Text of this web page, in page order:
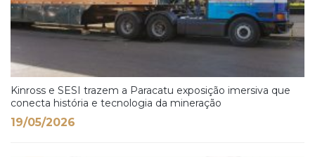
Kinross e SESI trazem a Paracatu exposição imersiva que
conecta história e tecnologia da mineração
19/05/2026